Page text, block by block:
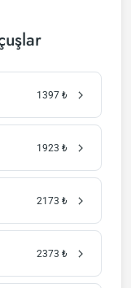
1397 ₺
1923 ₺
2173 ₺
2373 ₺